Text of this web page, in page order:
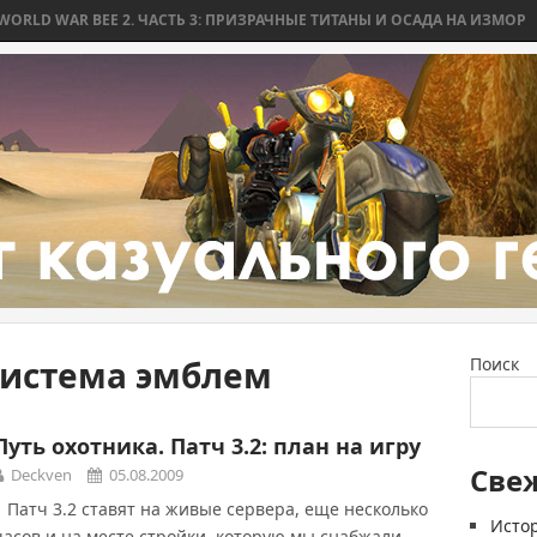
WAR BEE 2. ЧАСТЬ 3: ПРИЗРАЧНЫЕ ТИТАНЫ И ОСАДА НА ИЗМОР
эмблем
охотника. Патч 3.2: план на игру
Deckven 05.08.2009
3.2 ставят на живые сервера, еще несколько
Поиск